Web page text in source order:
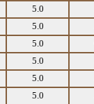
5.0
5.0
5.0
5.0
5.0
5.0